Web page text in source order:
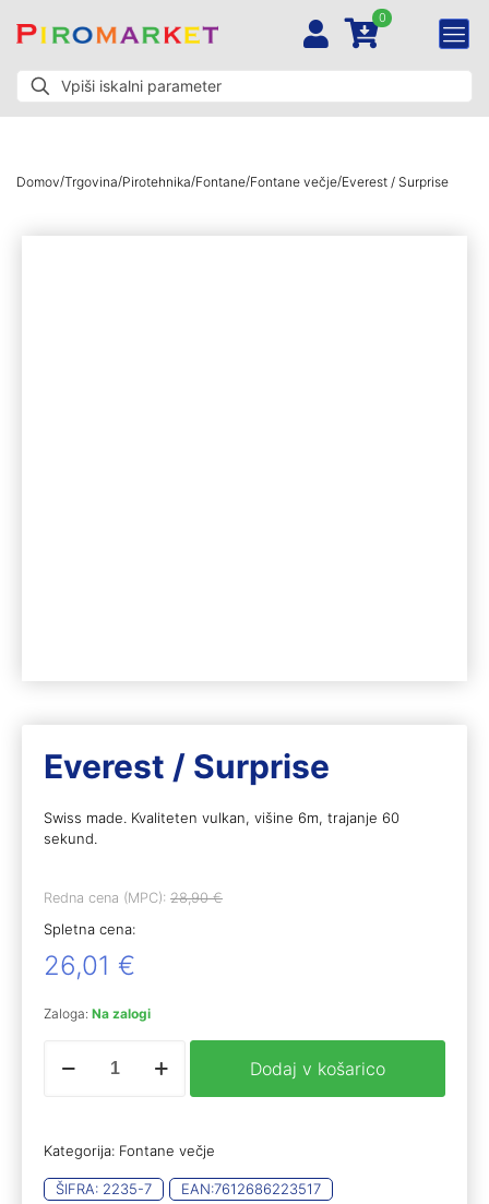
0
Domov/Trgovina/Pirotehnika/Fontane/Fontane večje/Everest / Surprise
Everest / Surprise
Swiss made. Kvaliteten vulkan, višine 6m, trajanje 60
sekund.
Redna cena (MPC): 28,90€
Spletna cena:
26,01 €
Zaloga: Na zalogi
Dodaj v košarico
Kategorija: Fontane večje
ŠIFRA: 2235-7 EAN:7612686223517